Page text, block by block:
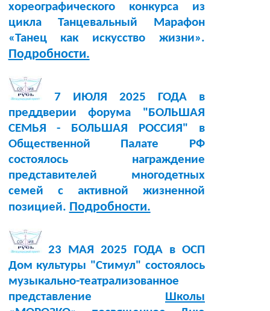
хореографического конкурса из
цикла Танцевальный Марафон
«Танец как искусство жизни».
Подробности.
7 ИЮЛЯ 2025 ГОДА в
преддверии форума "БОЛЬШАЯ
СЕМЬЯ - БОЛЬШАЯ РОССИЯ" в
Общественной Палате РФ
состоялось награждение
представителей многодетных
семей с активной жизненной
позицией. Подробности.
23 МАЯ 2025 ГОДА в ОСП
Дом культуры "Стимул" состоялось
музыкально-театрализованное
представление Школы